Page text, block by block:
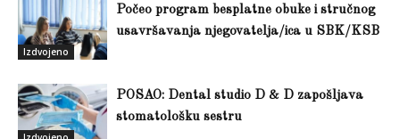
Izdvojeno
Počeo program besplatne obuke i stručnog
usavršavanja njegovatelja/ica u SBK/KSB
POSAO: Dental studio D & D zapošljava
stomatološku sestru